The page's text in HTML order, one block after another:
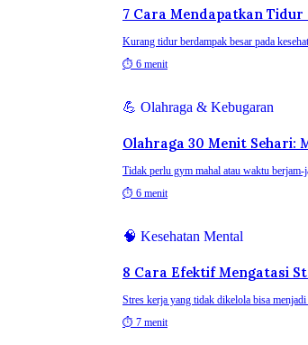
7 Cara Mendapatkan
Kurang tidur berdampak besar pada
⏱ 6 menit
💪 Olahraga & Kebugaran
Olahraga 30 Menit Sehari:
Tidak perlu gym mahal atau waktu
⏱ 6 menit
🧠 Kesehatan Mental
8 Cara Efektif Mengatasi
Stres kerja yang tidak dikelola bisa
⏱ 7 menit